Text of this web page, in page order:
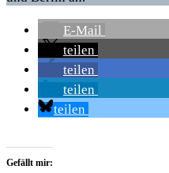
E-Mail
teilen
teilen
teilen
teilen
Gefällt mir: